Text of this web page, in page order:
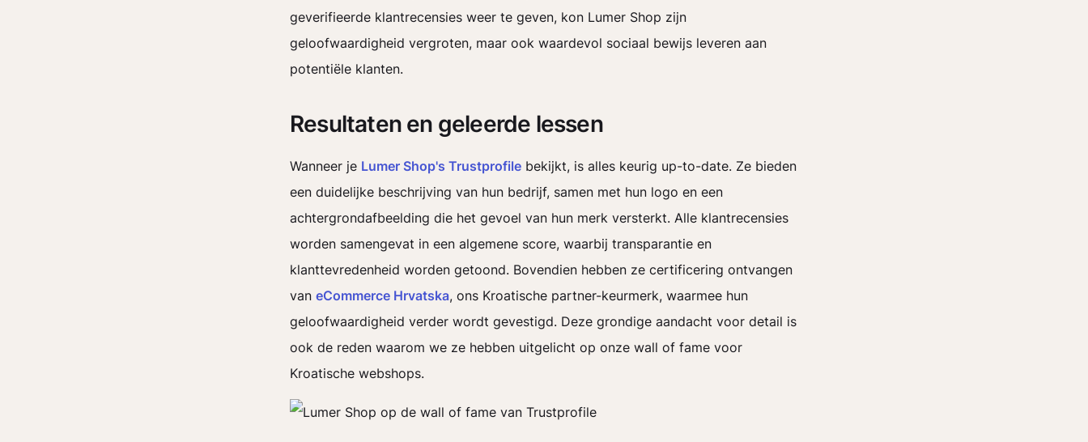
geverifieerde klantrecensies weer te geven, kon Lumer Shop zijn
geloofwaardigheid vergroten, maar ook waardevol sociaal bewijs leveren aan
potentiële klanten.
Resultaten en geleerde lessen
Wanneer je Lumer Shop's Trustprofile bekijkt, is alles keurig up-to-date. Ze bieden
een duidelijke beschrijving van hun bedrijf, samen met hun logo en een
achtergrondafbeelding die het gevoel van hun merk versterkt. Alle klantrecensies
worden samengevat in een algemene score, waarbij transparantie en
klanttevredenheid worden getoond. Bovendien hebben ze certificering ontvangen
van eCommerce Hrvatska, ons Kroatische partner-keurmerk, waarmee hun
geloofwaardigheid verder wordt gevestigd. Deze grondige aandacht voor detail is
ook de reden waarom we ze hebben uitgelicht op onze wall of fame voor
Kroatische webshops.